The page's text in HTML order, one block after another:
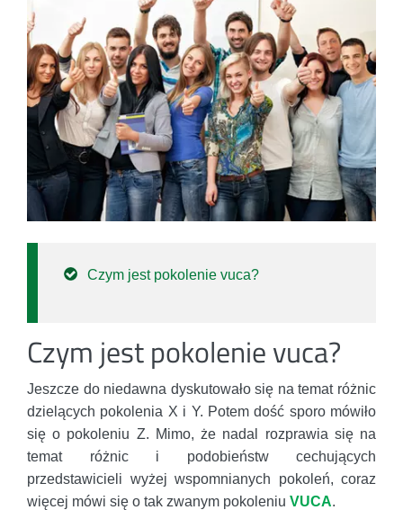
Czym jest pokolenie vuca?
Czym jest pokolenie vuca?
Jeszcze do niedawna dyskutowało się na temat różnic
dzielących pokolenia X i Y. Potem dość sporo mówiło
się o pokoleniu Z. Mimo, że nadal rozprawia się na
temat różnic i podobieństw cechujących
przedstawicieli wyżej wspomnianych pokoleń, coraz
więcej mówi się o tak zwanym pokoleniu VUCA.